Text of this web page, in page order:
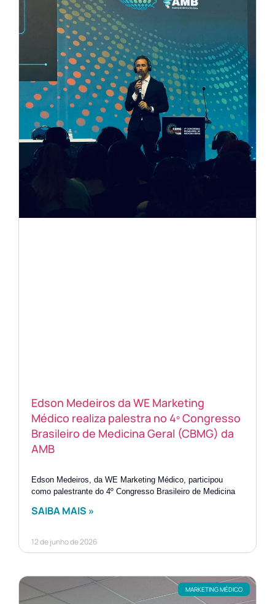
Edson Medeiros da WE Marketing
Médico realiza palestra no 4º Congresso
Brasileiro de Medicina Geral (CBMG) da
AMB
Edson Medeiros, da WE Marketing Médico, participou
como palestrante do 4º Congresso Brasileiro de Medicina
SAIBA MAIS »
12 de junho de 2026
MARKETING MÉDICO